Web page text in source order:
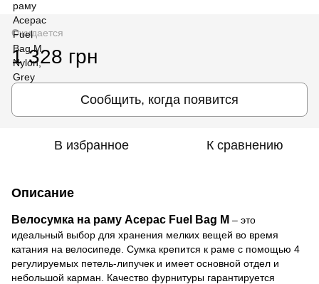
Ожидается
1 328 грн
Сообщить, когда появится
В избранное К сравнению
Описание
Велосумка на раму Acepac Fuel Bag M – это
идеальный выбор для хранения мелких вещей во время
катания на велосипеде. Сумка крепится к раме с помощью 4
регулируемых петель-липучек и имеет основной отдел и
небольшой карман. Качество фурнитуры гарантируется